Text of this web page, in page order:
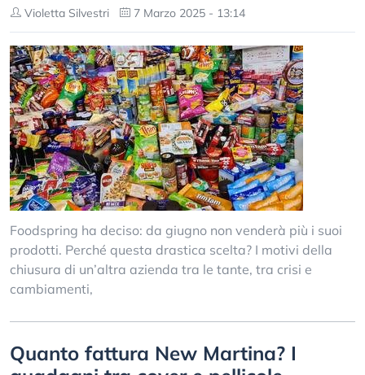
Violetta Silvestri 7 Marzo 2025 - 13:14
Foodspring ha deciso: da giugno non venderà più i suoi
prodotti. Perché questa drastica scelta? I motivi della
chiusura di un’altra azienda tra le tante, tra crisi e
cambiamenti,
Quanto fattura New Martina? I